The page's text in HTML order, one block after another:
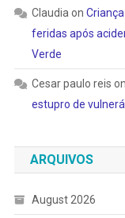
Claudia on
feridas após
Verde
Cesar paulo reis on
estupro de
ARQUIVOS
August 2026